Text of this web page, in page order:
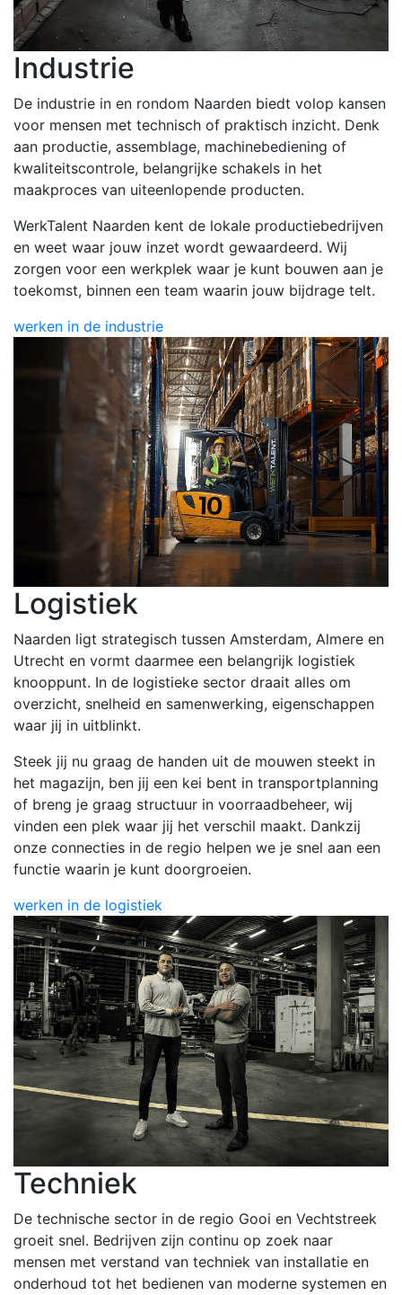
Industrie
De industrie in en rondom Naarden biedt volop kansen
voor mensen met technisch of praktisch inzicht. Denk
aan productie, assemblage, machinebediening of
kwaliteitscontrole, belangrijke schakels in het
maakproces van uiteenlopende producten.
WerkTalent Naarden kent de lokale productiebedrijven
en weet waar jouw inzet wordt gewaardeerd. Wij
zorgen voor een werkplek waar je kunt bouwen aan je
toekomst, binnen een team waarin jouw bijdrage telt.
werken in de industrie
Logistiek
Naarden ligt strategisch tussen Amsterdam, Almere en
Utrecht en vormt daarmee een belangrijk logistiek
knooppunt. In de logistieke sector draait alles om
overzicht, snelheid en samenwerking, eigenschappen
waar jij in uitblinkt.
Steek jij nu graag de handen uit de mouwen steekt in
het magazijn, ben jij een kei bent in transportplanning
of breng je graag structuur in voorraadbeheer, wij
vinden een plek waar jij het verschil maakt. Dankzij
onze connecties in de regio helpen we je snel aan een
functie waarin je kunt doorgroeien.
werken in de logistiek
Techniek
De technische sector in de regio Gooi en Vechtstreek
groeit snel. Bedrijven zijn continu op zoek naar
mensen met verstand van techniek van installatie en
onderhoud tot het bedienen van moderne systemen en